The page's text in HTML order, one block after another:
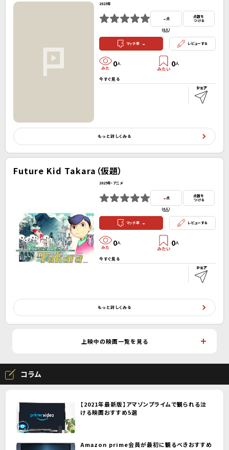
2025年
-点
(0人）
点数を
つける
マッチ率 - レビューする
0人 0人
今すぐ見る
もっと詳しくみる
Future Kid Takara（仮題）
2025年・アニメ
-点
(0人）
点数を
つける
マッチ率 - レビューする
0人 0人
今すぐ見る
もっと詳しくみる
上映中の映画一覧を見る
コラム
【2021年最新版】アマゾンプライムで観られる泣
ける映画おすすめ5選
Amazon prime会員が最初に観るべきおすすめ